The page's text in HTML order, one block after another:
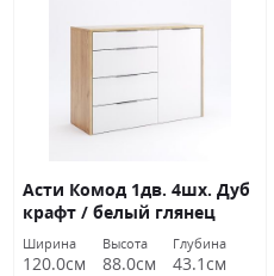
Асти Комод 1дв. 4шх. Дуб
крафт / белый глянец
Миромарк
Ширина
120.0см
Высота
88.0см
Глубина
43.1см